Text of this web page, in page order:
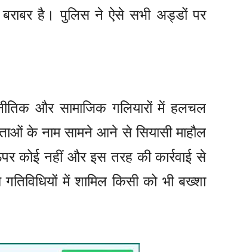
है। पुलिस ने ऐसे सभी अड्डों पर
और सामाजिक गलियारों में हलचल
के नाम सामने आने से सियासी माहौल
कोई नहीं और इस तरह की कार्रवाई से
में शामिल किसी को भी बख्शा